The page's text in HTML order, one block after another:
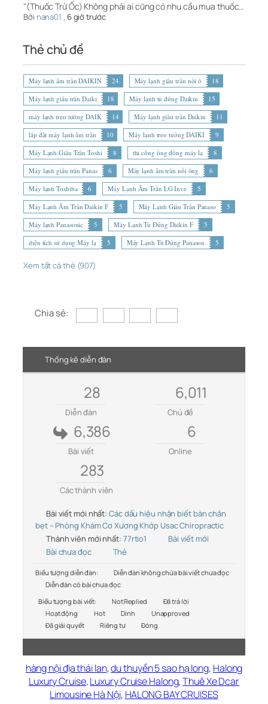
"(Thuốc Trừ Ốc) Không phải ai cũng có nhu cầu mua thuốc…
Bởi nana01 , 6 giờ trước
Thẻ chủ đề
Máy lạnh âm trần DAIKIN 24 Máy lạnh giấu trần nối ố
18
Máy lạnh giấu trần Daiki
18 Máy lạnh tủ đứng Daikin
15
máy lạnh treo tường DAIK
14 Máy lạnh giấu trần Daikin
11
lắp đặt máy lạnh âm trần
10 Máy lạnh treo tường DAIKI
9
Máy Lạnh Giấu Trần Toshi
8 thi công ống đồng máy lạ
8
Máy lạnh giấu trần Panas
6 Máy lạnh âm trần nối ống
6
Máy lạnh Toshiba
6 Máy Lạnh Âm Trần LG Inve
5
Máy Lạnh Âm Trần Daikin F
5 Máy Lạnh Giấu Trần Panaso
5
Máy lạnh Panasonic
5 Máy Lạnh Tủ Đứng Daikin F
5
diện tích sử dụng Máy lạ
5 Máy Lạnh Tủ Đứng Panason 5
Xem tất cả thẻ (907)
Chia sẻ:
Thống kê diễn đàn
28
Diễn đàn
6,011
Chủ đề
6,386
Bài viết
6
Online
283
Các thành viên
Bài viết mới nhất: Các dấu hiệu nhận biết bàn chân
bẹt – Phòng Khám Cơ Xương Khớp Usac Chiropractic
Thành viên mới nhất: 77rtio1
Bài viết mới
Bài chưa đọc
Thẻ
Biểu tượng diễn đàn:
Diễn đàn không chứa bài viết chưa đọc
Diễn đàn có bài chưa đọc
Biểu tượng bài viết:
Not Replied
Đã trả lời
Hoạt động
Hot Dính
Unapproved
Đã giải quyết
Riêng tư Đóng
hàng nội địa thái lan,du thuyền 5 sao hạ long, Halong
Luxury Cruise,Luxury Cruise Halong,Thuê Xe Dcar
Limousine Hà Nội, HALONG BAY CRUISES